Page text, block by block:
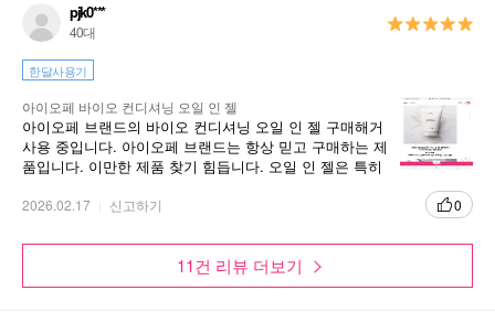
pjk0***
40대
한달사용기
아이오페 바이오 컨디셔닝 오일 인 젤
아이오페 브랜드의 바이오 컨디셔닝 오일 인 젤 구매해거
사용 중입니다. 아이오페 브랜드는 항상 믿고 구매하는 제
품입니다. 이만한 제품 찾기 힘듭니다. 오일 인 젤은 특히
2026.02.17 신고하기 0
11건 리뷰 더보기